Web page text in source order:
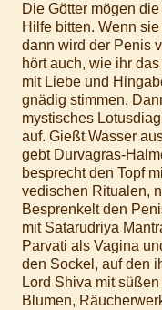
Die Götter mögen
Hilfe bitten. Wenn
dann wird der Penis
hört auch, wie ihr
mit Liebe und
gnädig stimmen.
mystisches
auf. Gießt Wasser
gebt Durvagras-
besprecht den Topf
vedischen Ritualen,
Besprenkelt den
mit Satarudriya
Parvati als Vagina
den Sockel, auf den
Lord Shiva mit
Blumen,